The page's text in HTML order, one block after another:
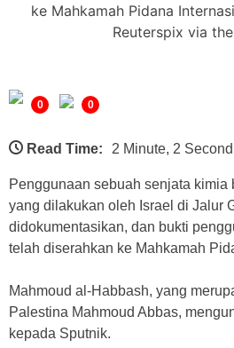
ke Mahkamah Pidana
Reuterspix via
0 0
Read Time: 2 Minute, 2 Second
Penggunaan sebuah senjata kimia
yang dilakukan oleh Israel di Jalur
didokumentasikan, dan bukti
telah diserahkan ke Mahkamah
Mahmoud al-Habbash, yang
Palestina Mahmoud Abbas,
kepada Sputnik.